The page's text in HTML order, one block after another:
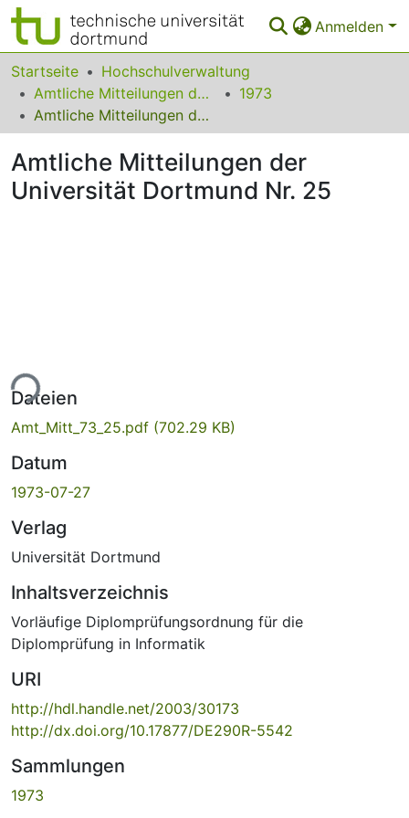
Anmelden
Bereiche & Sammlungen
Das gesamte Repositorium
FAQ
Startseite
Hochschulverwaltung
Amtliche Mitteilungen der Technischen Universität Dortmund
1973
Amtliche Mitteilungen der Universität Dortmund Nr. 25
Amtliche Mitteilungen der
Universität Dortmund Nr. 25
Dateien
Amt_Mitt_73_25.pdf (702.29 KB)
Datum
1973-07-27
Verlag
Universität Dortmund
Inhaltsverzeichnis
Vorläufige Diplomprüfungsordnung für die
Diplomprüfung in Informatik
URI
http://hdl.handle.net/2003/30173
http://dx.doi.org/10.17877/DE290R-5542
Sammlungen
1973